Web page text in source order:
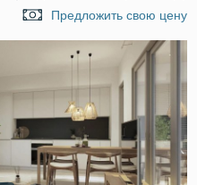
Предложить свою цену